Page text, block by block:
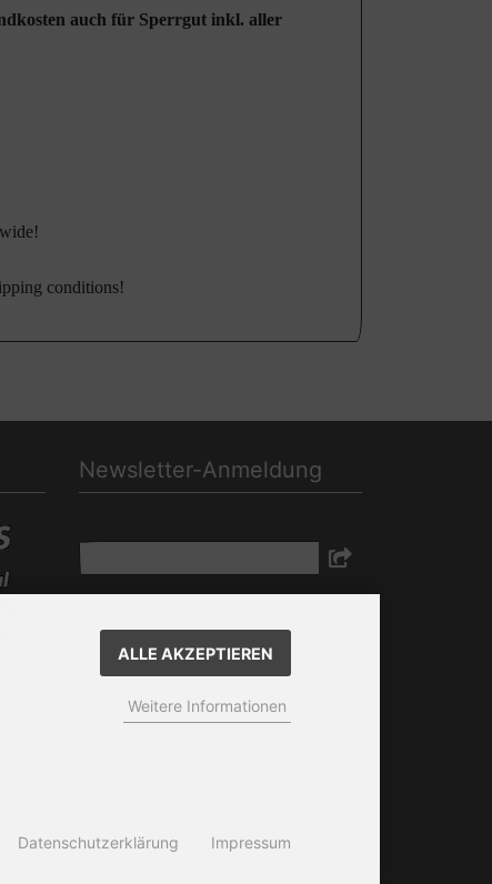
auch für Sperrgut inkl. aller
conditions!
Newsletter-Anmeldung
ALLE AKZEPTIEREN
Weitere Informationen
Datenschutzerklärung Impressum